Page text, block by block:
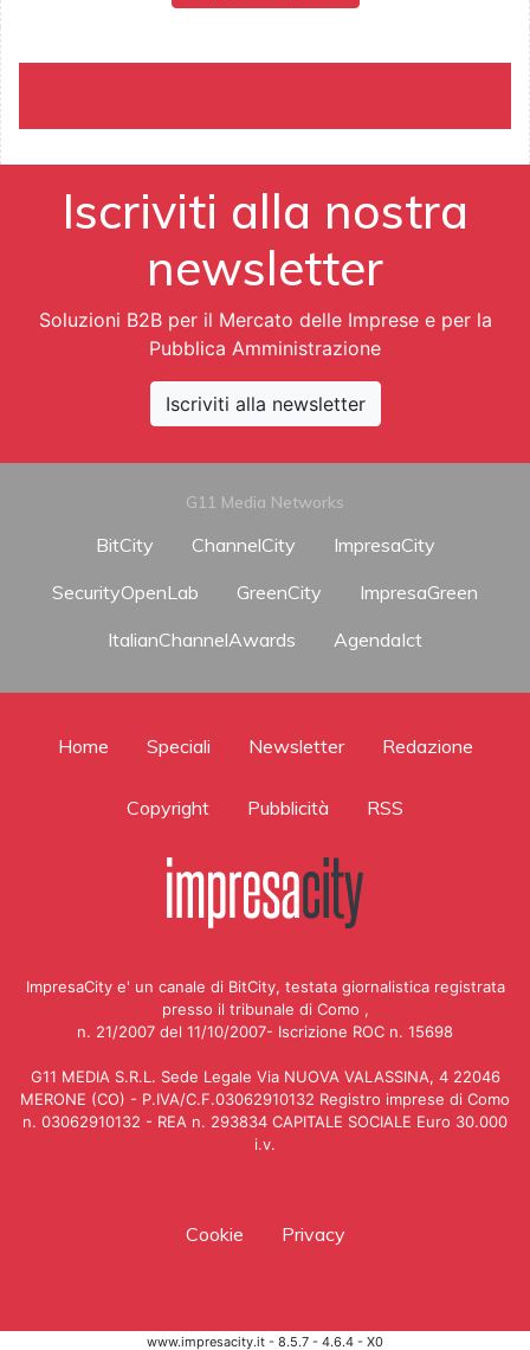
Iscriviti alla nostra
newsletter
Soluzioni B2B per il Mercato delle Imprese e per la
Pubblica Amministrazione
Iscriviti alla newsletter
G11 Media Networks
BitCity ChannelCity
ImpresaCity
SecurityOpenLab
GreenCity
ImpresaGreen
ItalianChannelAwards
AgendaIct
Home Speciali Newsletter Redazione
Copyright Pubblicità RSS
ImpresaCity e' un canale di BitCity, testata giornalistica registrata
presso il tribunale di Como ,
n. 21/2007 del 11/10/2007- Iscrizione ROC n. 15698
G11 MEDIA S.R.L. Sede Legale Via NUOVA VALASSINA, 4 22046
MERONE (CO) - P.IVA/C.F.03062910132 Registro imprese di Como
n. 03062910132 - REA n. 293834 CAPITALE SOCIALE Euro 30.000
i.v.
Cookie Privacy
www.impresacity.it - 8.5.7 - 4.6.4 - X0